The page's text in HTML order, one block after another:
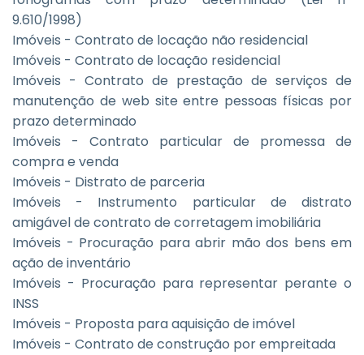
9.610/1998)
Imóveis - Contrato de locação não residencial
Imóveis - Contrato de locação residencial
Imóveis - Contrato de prestação de serviços de
manutenção de web site entre pessoas físicas por
prazo determinado
Imóveis - Contrato particular de promessa de
compra e venda
Imóveis - Distrato de parceria
Imóveis - Instrumento particular de distrato
amigável de contrato de corretagem imobiliária
Imóveis - Procuração para abrir mão dos bens em
ação de inventário
Imóveis - Procuração para representar perante o
INSS
Imóveis - Proposta para aquisição de imóvel
Imóveis - Contrato de construção por empreitada